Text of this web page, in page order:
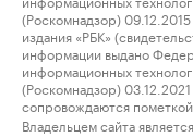
(Роскомнадзор)
издания «РБК»
информации выдано
информационных
(Роскомнадзор)
сопровождаются пометкой
Владельцем сайта